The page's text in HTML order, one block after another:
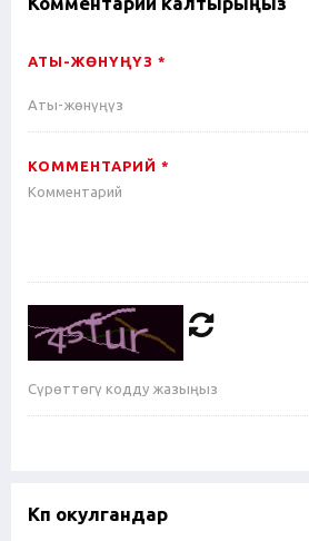
АТЫ-ЖӨНҮҢҮЗ *
КОММЕНТАРИЙ *
Көп окулгандар